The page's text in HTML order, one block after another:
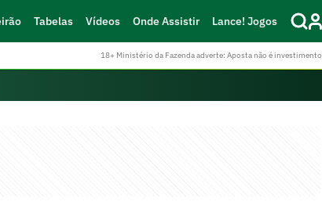
Tabelas Vídeos Onde Assistir Lance! Jogos
18+ Ministério da Fazenda adverte: Aposta não é investimento